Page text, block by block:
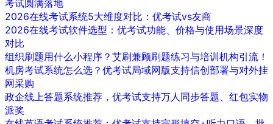
考试圆满落地
2026在线考试系统5大维度对比：优考试vs友商
2026在线考试软件选型：优考试功能、价格与使用场景深度
对比
组织刷题用什么小程序？艾刷兼顾刷题练习与培训机构引流！
机房考试系统怎么选？优考试局域网版支持信创部署与对外挂
网采购
政企线上答题系统推荐，优考试支持万人同步答题、红包实物
派奖